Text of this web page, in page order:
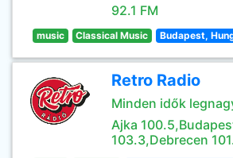
92.1 FM
music Classical Music Budapest,
Retro Radio
Minden idők
Ajka
103.3,Debrecen